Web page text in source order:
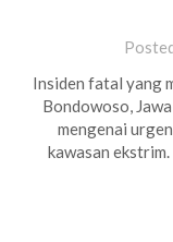
Insiden fatal yang
Bondowoso,
mengenai
kawasan